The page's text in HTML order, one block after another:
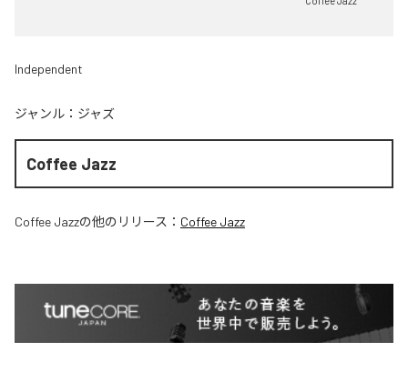
Independent
ジャンル： ジャズ
Coffee Jazz
Coffee Jazzの他のリリース： Coffee Jazz